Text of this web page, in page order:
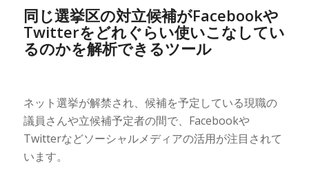
同じ選挙区の対立候補がFacebookや
Twitterをどれぐらい使いこなしてい
るのかを解析できるツール
ネット選挙が解禁され、候補を予定している現職の
議員さんや立候補予定者の間で、Facebookや
Twitterなどソーシャルメディアの活用が注目されて
います。